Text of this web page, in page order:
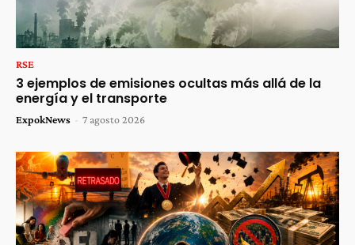
RSE
3 ejemplos de emisiones ocultas más allá de la
energía y el transporte
ExpokNews - 7 agosto 2026